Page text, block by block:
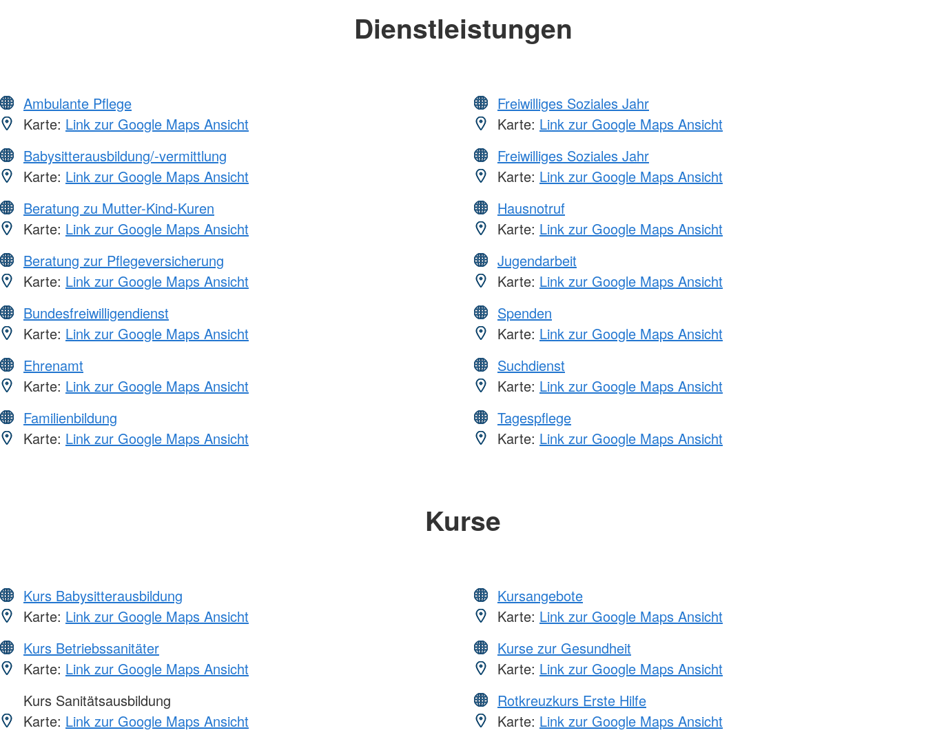
Dienstleistungen
Ambulante Pflege
Karte: Link zur Google Maps Ansicht
Babysitterausbildung/-vermittlung
Karte: Link zur Google Maps Ansicht
Beratung zu Mutter-Kind-Kuren
Karte: Link zur Google Maps Ansicht
Beratung zur Pflegeversicherung
Karte: Link zur Google Maps Ansicht
Bundesfreiwilligendienst
Karte: Link zur Google Maps Ansicht
Ehrenamt
Karte: Link zur Google Maps Ansicht
Familienbildung
Karte: Link zur Google Maps Ansicht
Freiwilliges Soziales Jahr
Karte: Link zur Google Maps Ansicht
Freiwilliges Soziales Jahr
Karte: Link zur Google Maps Ansicht
Hausnotruf
Karte: Link zur Google Maps Ansicht
Jugendarbeit
Karte: Link zur Google Maps Ansicht
Spenden
Karte: Link zur Google Maps Ansicht
Suchdienst
Karte: Link zur Google Maps Ansicht
Tagespflege
Karte: Link zur Google Maps Ansicht
Kurse
Kurs Babysitterausbildung
Karte: Link zur Google Maps Ansicht
Kurs Betriebssanitäter
Karte: Link zur Google Maps Ansicht
Kurs Sanitätsausbildung
Karte: Link zur Google Maps Ansicht
Kursangebote
Karte: Link zur Google Maps Ansicht
Kurse zur Gesundheit
Karte: Link zur Google Maps Ansicht
Rotkreuzkurs Erste Hilfe
Karte: Link zur Google Maps Ansicht